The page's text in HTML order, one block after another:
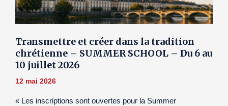
Transmettre et créer dans la tradition
chrétienne – SUMMER SCHOOL – Du 6 au
10 juillet 2026
12 mai 2026
« Les inscriptions sont ouvertes pour la Summer